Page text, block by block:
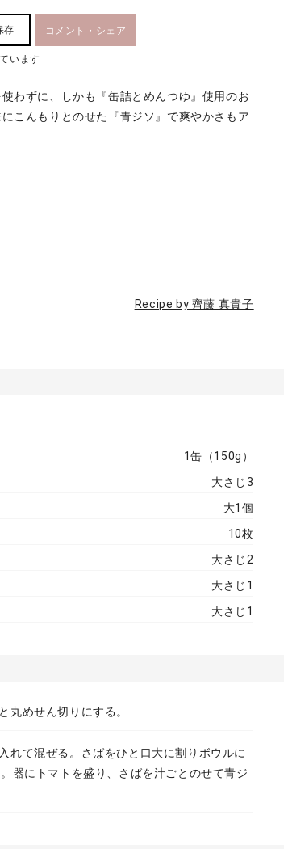
存 コメント・シェア
います
わずに、しかも『缶詰とめんつゆ』使用のお
こんもりとのせた『青ジソ』で爽やかさもア
Recipe by 齊藤 真貴子
1缶（150g）
大さじ3
大1個
10枚
大さじ2
大さじ1
大さじ1
丸めせん切りにする。
れて混ぜる。さばをひと口大に割りボウルに
器にトマトを盛り、さばを汁ごとのせて青ジ